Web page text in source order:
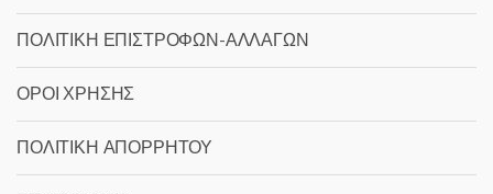
ΠΟΛΙΤΙΚΗ ΕΠΙΣΤΡΟΦΩΝ-ΑΛΛΑΓΩΝ
ΟΡΟΙ ΧΡΗΣΗΣ
ΠΟΛΙΤΙΚΗ ΑΠΟΡΡΗΤΟΥ